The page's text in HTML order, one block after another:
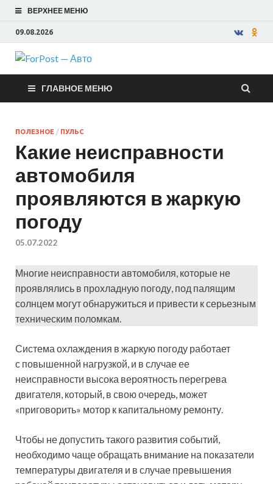
ВЕРХНЕЕ МЕНЮ
09.08.2026
ForPost —
Авто
ГЛАВНОЕ МЕНЮ
ПОЛЕЗНОЕ / ПУЛЬС
Какие неисправности
автомобиля
проявляются в жаркую
погоду
05.07.2022
Многие неисправности автомобиля, которые не
проявлялись в прохладную погоду, под палящим
солнцем могут обнаружиться и привести к серьезным
техническим поломкам.
Система охлаждения в жаркую погоду работает
с повышенной нагрузкой, и в случае ее
неисправности высока вероятность перегрева
двигателя, который, в свою очередь, может
«приговорить» мотор к капитальному ремонту.
Чтобы не допустить такого развития событий,
необходимо чаще обращать внимание на показатели
температуры двигателя и в случае превышения